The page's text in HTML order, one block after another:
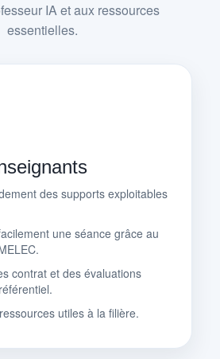
IA et aux ressources
essentielles.
des supports exploitables
une séance grâce au
contrat et des évaluations
utiles à la filière.